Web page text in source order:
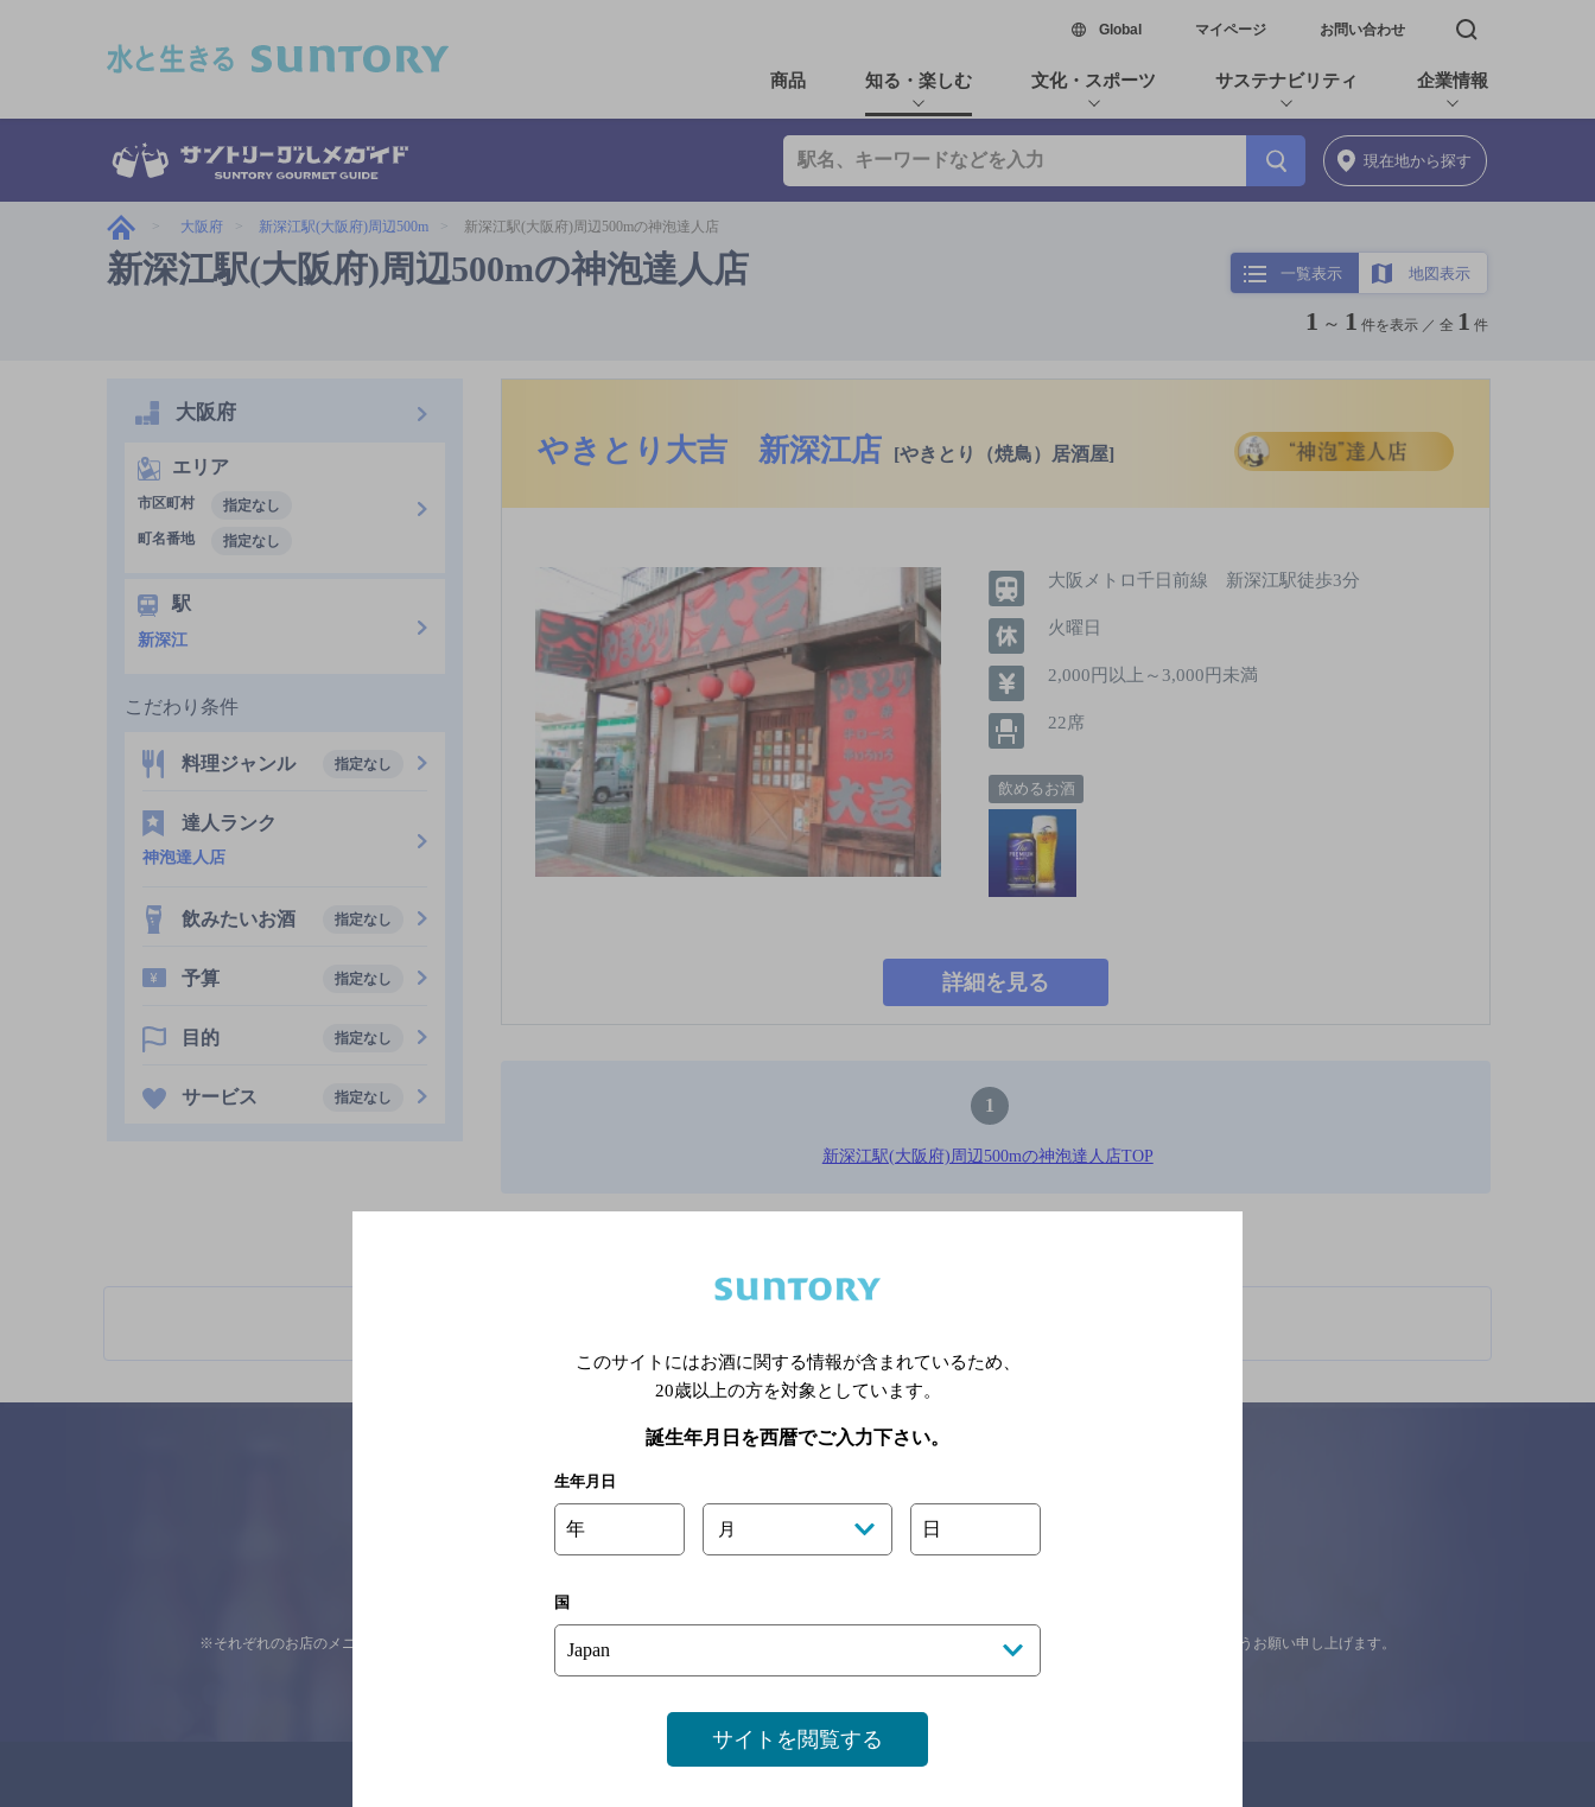
Global新しいウィンドウで開く
マイページ お問い合わせ 検索窓を開く
商品 知る・楽しむ 文化・スポーツ サステナビリティ 企業情報
現在地から探す
大阪府 新深江駅(大阪府)周辺500m 新深江駅(大阪府)周辺500mの神泡達人店
新深江駅(大阪府)周辺500mの神泡達人店 一覧表示 地図表示
1 ～ 1 件を表示 ／ 全 1 件
やきとり大吉 新深江店 [やきとり（焼鳥）居酒屋]
大阪メトロ千日前線 新深江駅徒歩3分
火曜日
2,000円以上～3,000円未満
22席
飲めるお酒
詳細を見る
1
新深江駅(大阪府)周辺500mの神泡達人店TOP
大阪府
エリア
市区町村
指定なし
町名番地
指定なし
駅
新深江
こだわり条件
料理ジャンル 指定なし
達人ランク
神泡達人店
飲みたいお酒 指定なし
予算 指定なし
目的 指定なし
サービス 指定なし
※それぞれのお店のメニューや営業時間などの掲載情報については、 念のためお店にご確認の上ご来店くださいますようお願い申し上げます。
このサイトにはお酒に関する情報が含まれているため、
20歳以上の方を対象としています。
誕生年月日を西暦でご入力下さい。
生年月日
年 月 日
国
サイトを閲覧する